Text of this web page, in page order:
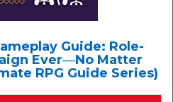
Guide: Role-
Ever―No Matter
RPG Guide Series)